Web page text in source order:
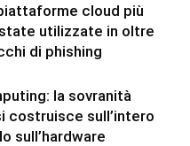
cloud più
utilizzate in oltre
di phishing
la sovranità
costruisce sull’intero
sull’hardware